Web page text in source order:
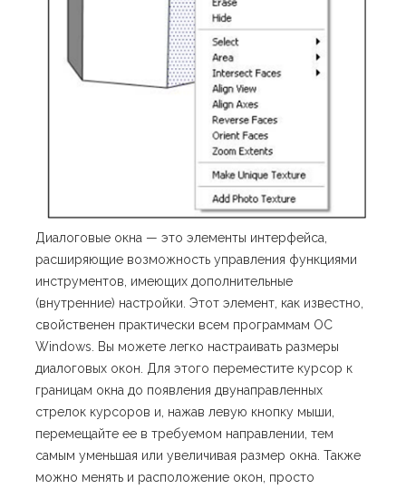
Диалоговые окна — это элементы интерфейса,
расширяющие возможность управления функциями
инструментов, имеющих дополнительные
(внутренние) настройки. Этот элемент, как известно,
свойственен практически всем программам ОС
Windows. Вы можете легко настраивать размеры
диалоговых окон. Для этого переместите курсор к
границам окна до появления двунаправленных
стрелок курсоров и, нажав левую кнопку мыши,
перемещайте ее в требуемом направлении, тем
самым уменьшая или увеличивая размер окна. Также
можно менять и расположение окон, просто